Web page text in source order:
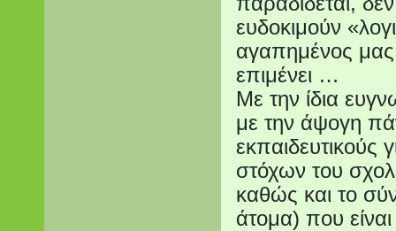
ευδοκιμούν
αγαπημένος μας
επιμένει …
Με την ίδια
με την άψογη
εκπαιδευτικούς
στόχων του
καθώς και το
άτομα) που